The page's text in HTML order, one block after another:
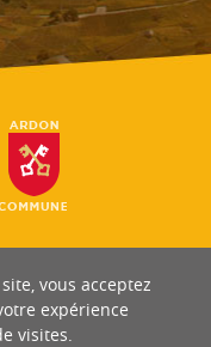
vous acceptez
expérience
visites.